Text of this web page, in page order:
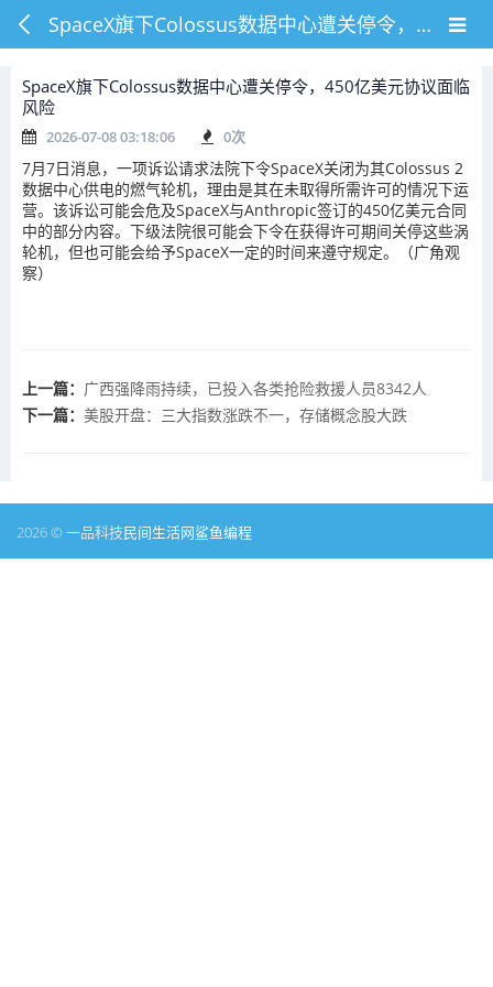
SpaceX旗下Colossus数据中心遭关停令，450亿美元协议面临风险
SpaceX旗下Colossus数据中心遭关停令，450亿美元协议面临
风险
2026-07-08 03:18:06 0次
7月7日消息，一项诉讼请求法院下令SpaceX关闭为其Colossus 2
数据中心供电的燃气轮机，理由是其在未取得所需许可的情况下运
营。该诉讼可能会危及SpaceX与Anthropic签订的450亿美元合同
中的部分内容。下级法院很可能会下令在获得许可期间关停这些涡
轮机，但也可能会给予SpaceX一定的时间来遵守规定。（广角观
察）
上一篇： 广西强降雨持续，已投入各类抢险救援人员8342人
下一篇： 美股开盘：三大指数涨跌不一，存储概念股大跌
2026 © 一品科技民间生活网鲨鱼编程